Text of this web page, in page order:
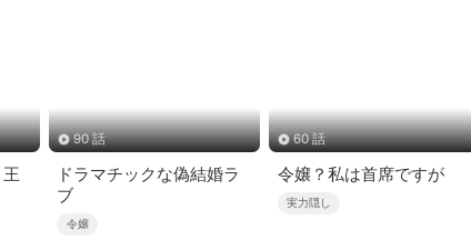
90 話
ドラマチックな偽結婚ラ
ブ
令嬢
60 話
令嬢？私は首席ですが
実力隠し